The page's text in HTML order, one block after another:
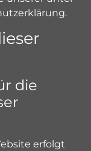
die
erfolgt